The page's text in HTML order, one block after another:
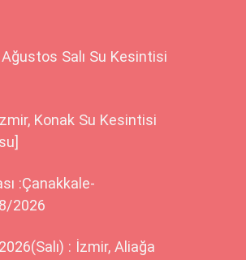
Ağustos Salı Su Kesintisi
Konak Su Kesintisi
:Çanakkale-
2026
: İzmir, Aliağa